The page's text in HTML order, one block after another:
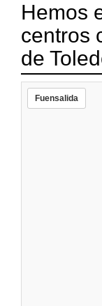
Hemos
centros
de
Fuensalida